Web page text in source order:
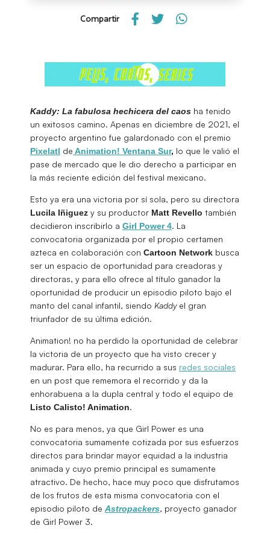
Compartir
Kaddy: La fabulosa hechicera del caos ha tenido
un exitosos camino. Apenas en diciembre de 2021, el
proyecto argentino fue galardonado con el premio
Pixelatl de Animation! Ventana Sur, lo que le valió el
pase de mercado que le dio derecho a participar en
la más reciente edición del festival mexicano.
Esto ya era una victoria por sí sola, pero su directora
Lucila Iñiguez y su productor Matt Revello también
decidieron inscribirlo a Girl Power 4. La
convocatoria organizada por el propio certamen
azteca en colaboración con Cartoon Network busca
ser un espacio de oportunidad para creadoras y
directoras, y para ello ofrece al título ganador la
oportunidad de producir un episodio piloto bajo el
manto del canal infantil, siendo Kaddyel gran
triunfador de su última edición.
Animation! no ha perdido la oportunidad de celebrar
la victoria de un proyecto que ha visto crecer y
madurar. Para ello, ha recurrido a sus redes sociales
en un post que rememora el recorrido y da la
enhorabuena a la dupla central y todo el equipo de
Listo Calisto! Animation.
No es para menos, ya que Girl Power es una
convocatoria sumamente cotizada por sus esfuerzos
directos para brindar mayor equidad a la industria
animada y cuyo premio principal es sumamente
atractivo. De hecho, hace muy poco que disfrutamos
de los frutos de esta misma convocatoria con el
episodio piloto de Astropackers, proyecto ganador
de Girl Power 3.